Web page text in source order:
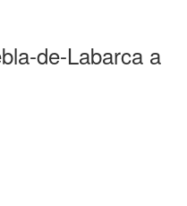
de-Labarca a